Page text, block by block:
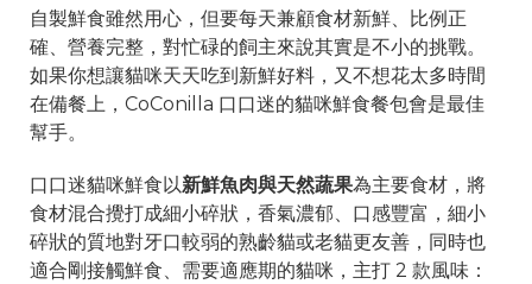
自製鮮食雖然用心，但要每天兼顧食材新鮮、比例正
確、營養完整，對忙碌的飼主來說其實是不小的挑戰。
如果你想讓貓咪天天吃到新鮮好料，又不想花太多時間
在備餐上，CoConilla 口口迷的貓咪鮮食餐包會是最佳
幫手。
口口迷貓咪鮮食以新鮮魚肉與天然蔬果為主要食材，將
食材混合攪打成細小碎狀，香氣濃郁、口感豐富，細小
碎狀的質地對牙口較弱的熟齡貓或老貓更友善，同時也
適合剛接觸鮮食、需要適應期的貓咪，主打 2 款風味：